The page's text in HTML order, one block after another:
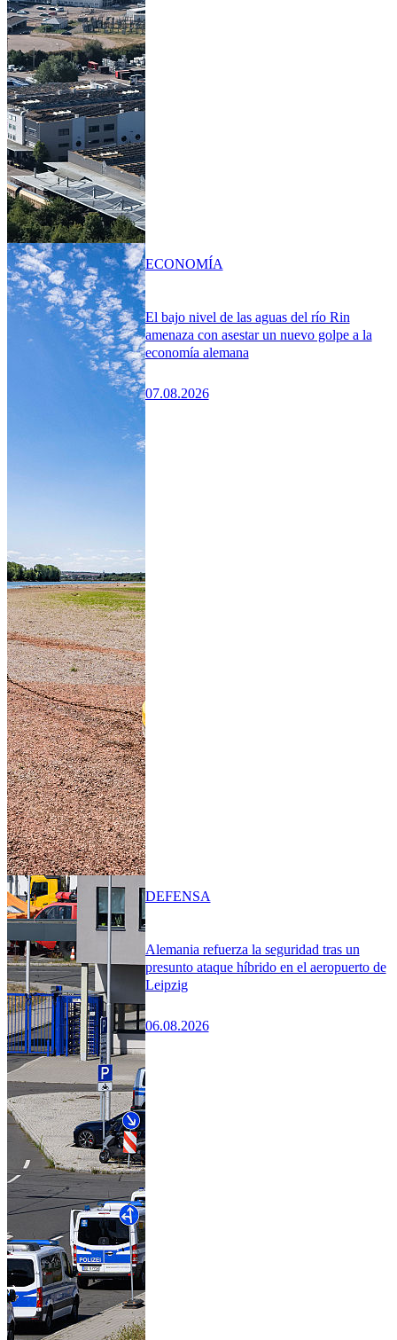
El bajo nivel de las aguas del río Rin
amenaza con asestar un nuevo golpe a la
economía alemana
07.08.2026
ECONOMÍA
Alemania refuerza la seguridad tras un
presunto ataque híbrido en el aeropuerto de
Leipzig
06.08.2026
DEFENSA